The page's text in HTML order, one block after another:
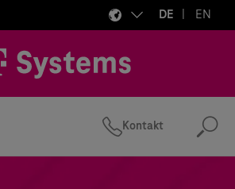
DE EN
Kontakt